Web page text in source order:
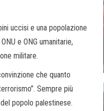
uccisi e una popolazione
e ONG umanitarie,
militare.
che quanto
Sempre più
popolo palestinese.